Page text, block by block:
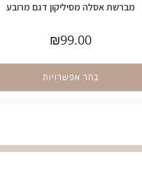
מברשת אסלה מסיליקון דגם מרובע
₪99.00
בחר אפשרויות